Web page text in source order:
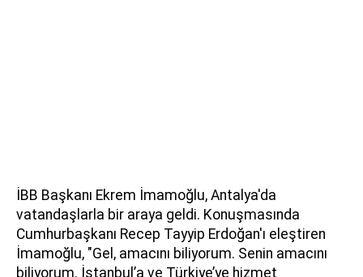
İBB Başkanı Ekrem İmamoğlu, Antalya'da
vatandaşlarla bir araya geldi. Konuşmasında
Cumhurbaşkanı Recep Tayyip Erdoğan'ı eleştiren
İmamoğlu, "Gel, amacını biliyorum. Senin amacını
biliyorum. İstanbul’a ve Türkiye’ye hizmet